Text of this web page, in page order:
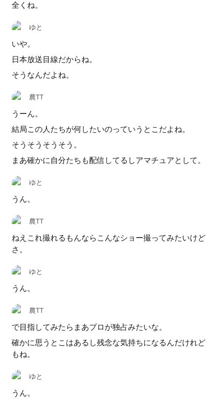
全くね。
ゆと
いや。
日本放送目線だからね。
そうなんだよね。
農TT
うーん。
結局この人たちが何したいのっていうとこだよね。
そうそうそうそう。
まあ確かに自分たちも配信してるしアマチュアとして。
ゆと
うん。
農TT
ねえこれ撮れるもんならこんなショー撮ってみたいけど
さ。
ゆと
うん。
農TT
で目指してみたらまあプロが独占みたいな。
確かに思うとこはあるし残念な気持ちになるんだけれど
もね。
ゆと
うん。